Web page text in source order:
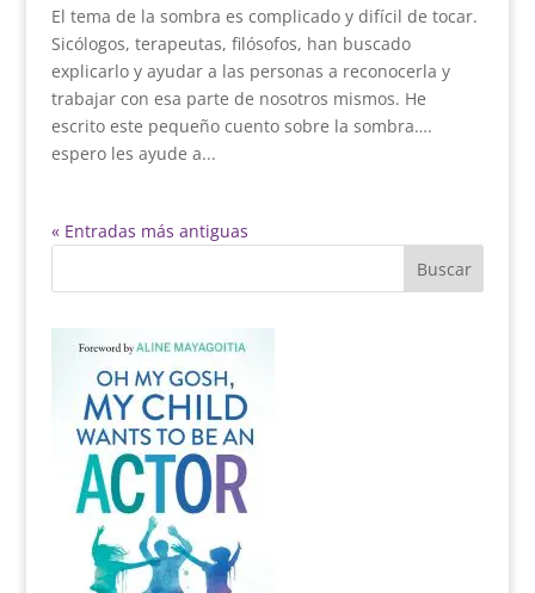
El tema de la sombra es complicado y difícil de tocar.
Sicólogos, terapeutas, filósofos, han buscado
explicarlo y ayudar a las personas a reconocerla y
trabajar con esa parte de nosotros mismos. He
escrito este pequeño cuento sobre la sombra….
espero les ayude a...
« Entradas más antiguas